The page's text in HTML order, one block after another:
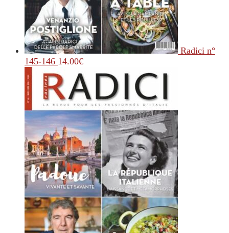
Radici n°
145-146 14.00€